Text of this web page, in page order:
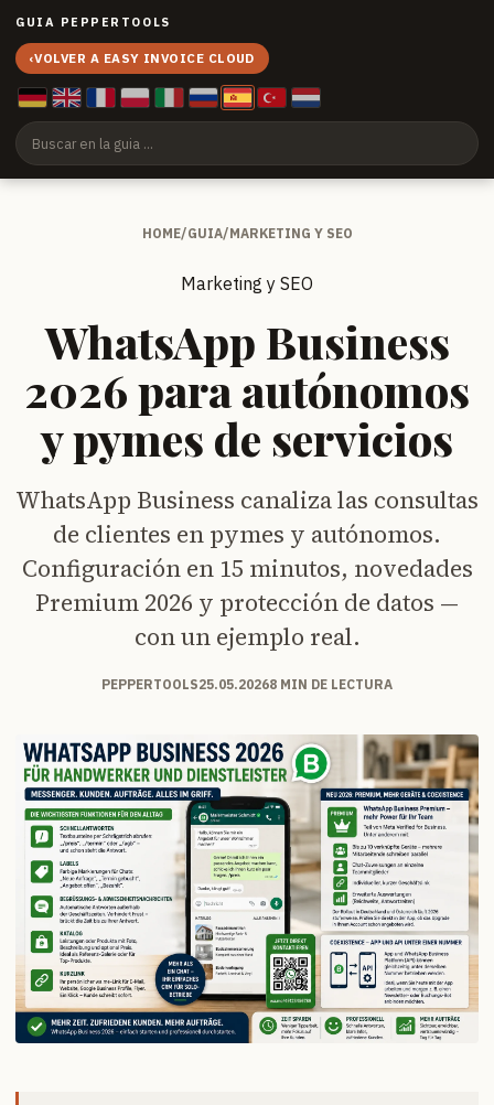
GUIA PEPPERTOOLS
‹VOLVER A EASY INVOICE CLOUD
HOME/GUIA/MARKETING Y SEO
Marketing y SEO
WhatsApp Business
2026 para autónomos
y pymes de servicios
WhatsApp Business canaliza las consultas
de clientes en pymes y autónomos.
Configuración en 15 minutos, novedades
Premium 2026 y protección de datos —
con un ejemplo real.
PEPPERTOOLS25.05.20268 MIN DE LECTURA